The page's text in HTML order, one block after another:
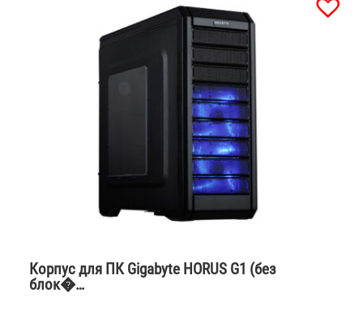
Корпус для ПК Gigabyte HORUS G1 (без
блок�…